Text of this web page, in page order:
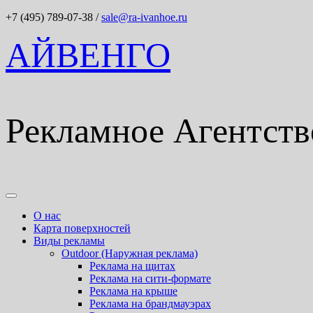
+7 (495) 789-07-38 /sale@ra-ivanhoe.ru
АЙВЕНГО
Рекламное
О нас
Карта поверхностей
Виды рекламы
Outdoor (Наружная реклама)
Реклама на щитах
Реклама на сити-формате
Реклама на крыше
Реклама на брандмауэрах